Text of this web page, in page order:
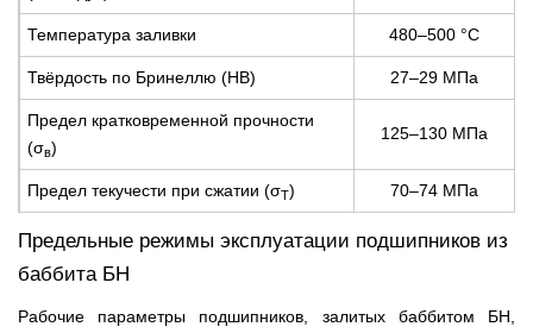
Температура заливки 480–500 °С
Твёрдость по Бринеллю (HB) 27–29 МПа
Предел кратковременной прочности
(σв)
125–130 МПа
Предел текучести при сжатии (σT) 70–74 МПа
Предельные режимы эксплуатации подшипников из
баббита БН
Рабочие параметры подшипников, залитых баббитом БН,